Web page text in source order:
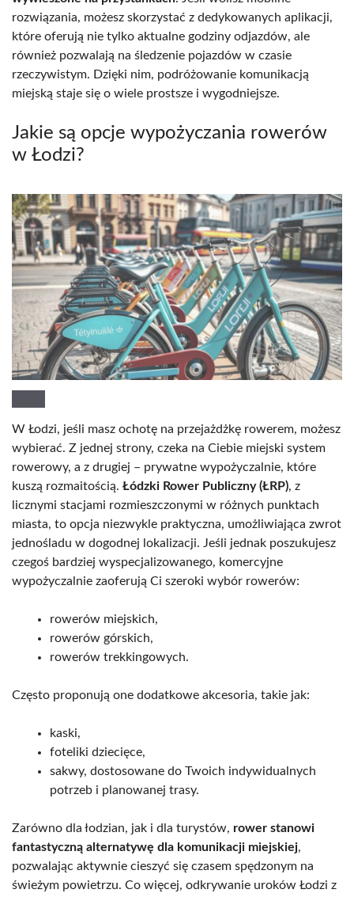
rozwiązania, możesz skorzystać z dedykowanych aplikacji,
które oferują nie tylko aktualne godziny odjazdów, ale
również pozwalają na śledzenie pojazdów w czasie
rzeczywistym. Dzięki nim, podróżowanie komunikacją
miejską staje się o wiele prostsze i wygodniejsze.
Jakie są opcje wypożyczania rowerów
w Łodzi?
W Łodzi, jeśli masz ochotę na przejażdżkę rowerem, możesz
wybierać. Z jednej strony, czeka na Ciebie miejski system
rowerowy, a z drugiej – prywatne wypożyczalnie, które
kuszą rozmaitością. Łódzki Rower Publiczny (ŁRP), z
licznymi stacjami rozmieszczonymi w różnych punktach
miasta, to opcja niezwykle praktyczna, umożliwiająca zwrot
jednośladu w dogodnej lokalizacji. Jeśli jednak poszukujesz
czegoś bardziej wyspecjalizowanego, komercyjne
wypożyczalnie zaoferują Ci szeroki wybór rowerów:
rowerów miejskich,
rowerów górskich,
rowerów trekkingowych.
Często proponują one dodatkowe akcesoria, takie jak:
kaski,
foteliki dziecięce,
sakwy, dostosowane do Twoich indywidualnych
potrzeb i planowanej trasy.
Zarówno dla łodzian, jak i dla turystów, rower stanowi
fantastyczną alternatywę dla komunikacji miejskiej,
pozwalając aktywnie cieszyć się czasem spędzonym na
świeżym powietrzu. Co więcej, odkrywanie uroków Łodzi z